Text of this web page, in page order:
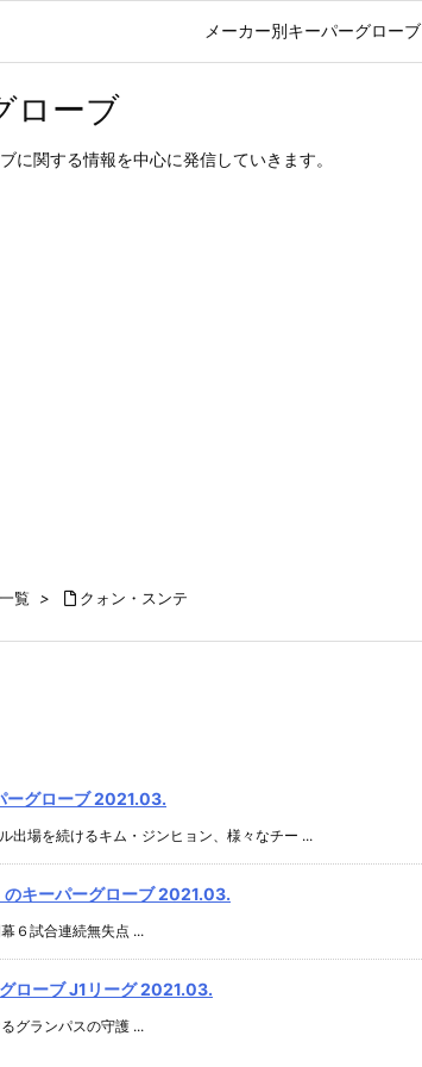
メーカー別キーパーグローブ
ローブ
に関する情報を中心に発信していきます。
覧 > クォン・スンテ
ーグローブ 2021.03.
出場を続けるキム・ジンヒョン、様々なチー ...
のキーパーグローブ 2021.03.
６試合連続無失点 ...
ローブ J1リーグ 2021.03.
グランパスの守護 ...